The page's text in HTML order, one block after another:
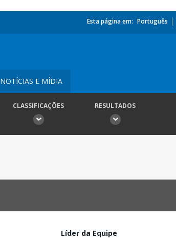
Esta página em: Português
NOTÍCIAS E MÍDIA
CLASSIFICAÇÕES RESULTADOS
Líder da Equipe